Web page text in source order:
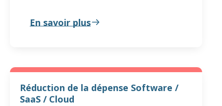
En savoir plus
Réduction de la dépense Software /
SaaS / Cloud